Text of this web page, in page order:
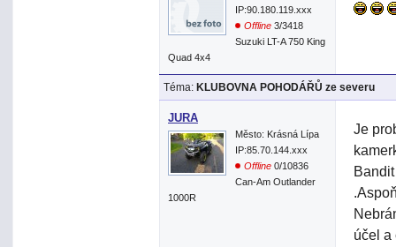
IP:90.180.119.xxx
Offline 3/3418
Suzuki LT-A 750 King
Quad 4x4
Téma: KLUBOVNA POHODÁŘŮ ze severu
JURA
Město: Krásná Lípa
IP:85.70.144.xxx
Offline 0/10836
Can-Am Outlander
1000R
Je
účel a